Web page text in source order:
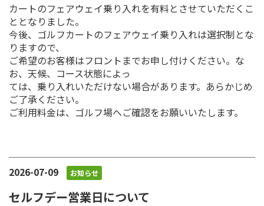
カートのフェアウェイ乗り入れを有料とさせていただくこ
ととなりました。
今後、ゴルフカートのフェアウェイ乗り入れは選択制とな
りますので、
ご希望のお客様はフロントまでお申し付けください。な
お、天候、コース状態によっ
ては、乗り入れいただけない場合があります。あらかじめ
ご了承ください。
ご利用料金は、ゴルフ場へご確認をお願いいたします。
2026-07-09 お知らせ
セルフデー営業日について